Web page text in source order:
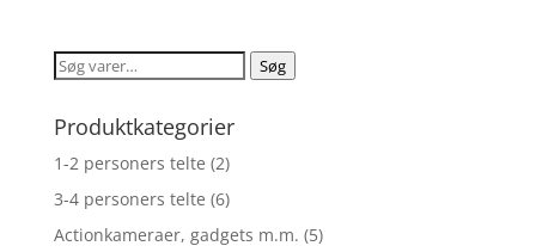
Søg
Søg
Produktkategorier
1-2 personers telte (2)
3-4 personers telte (6)
Actionkameraer, gadgets m.m. (5)